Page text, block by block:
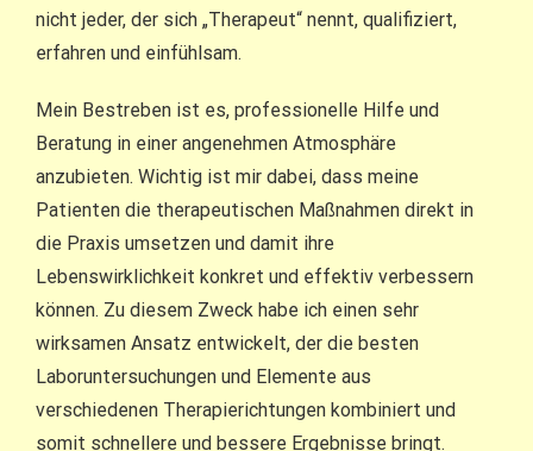
nicht jeder, der sich „Therapeut“ nennt, qualifiziert,
erfahren und einfühlsam.
Mein Bestreben ist es, professionelle Hilfe und
Beratung in einer angenehmen Atmosphäre
anzubieten. Wichtig ist mir dabei, dass meine
Patienten die therapeutischen Maßnahmen direkt in
die Praxis umsetzen und damit ihre
Lebenswirklichkeit konkret und effektiv verbessern
können. Zu diesem Zweck habe ich einen sehr
wirksamen Ansatz entwickelt, der die besten
Laboruntersuchungen und Elemente aus
verschiedenen Therapierichtungen kombiniert und
somit schnellere und bessere Ergebnisse bringt.